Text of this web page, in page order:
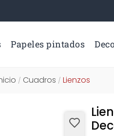
Papeles pintados
/ Cuadros / Lienzos